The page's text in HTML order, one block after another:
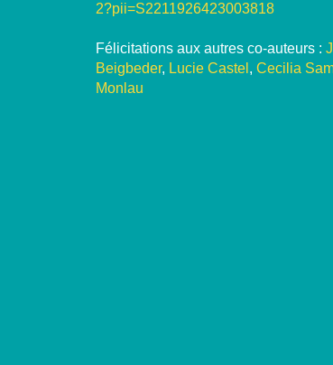
2?pii=S2211926423003818
Félicitations aux autres co-auteurs :
Beigbeder, Lucie Castel ,Cecilia
Monlau